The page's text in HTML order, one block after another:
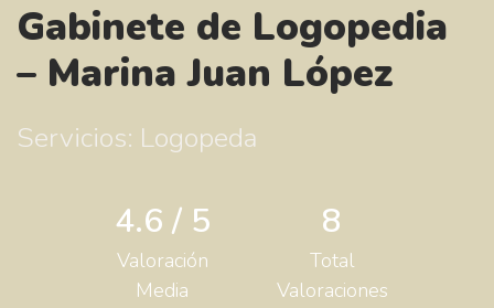
Gabinete de Logopedia
– Marina Juan López
Servicios: Logopeda
4.6 / 5
Valoración
Media
8
Total
Valoraciones